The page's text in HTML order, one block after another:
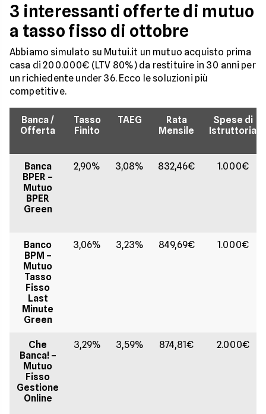
3 interessanti offerte di mutuo
a tasso fisso di ottobre
Abbiamo simulato su Mutui.it un mutuo acquisto prima
casa di 200.000€ (LTV 80%) da restituire in 30 anni per
un richiedente under 36. Ecco le soluzioni più
competitive.
Banca /
Offerta
Tasso
Finito
TAEG
Rata
Mensile
Spese di
Istruttoria
Banca
BPER –
Mutuo
BPER
Green
2,90% 3,08% 832,46€ 1.000€
Banco
BPM –
Mutuo
Tasso
Fisso
Last
Minute
Green
3,06% 3,23% 849,69€ 1.000€
Che
Banca! –
Mutuo
Fisso
Gestione
Online
3,29% 3,59% 874,81€ 2.000€